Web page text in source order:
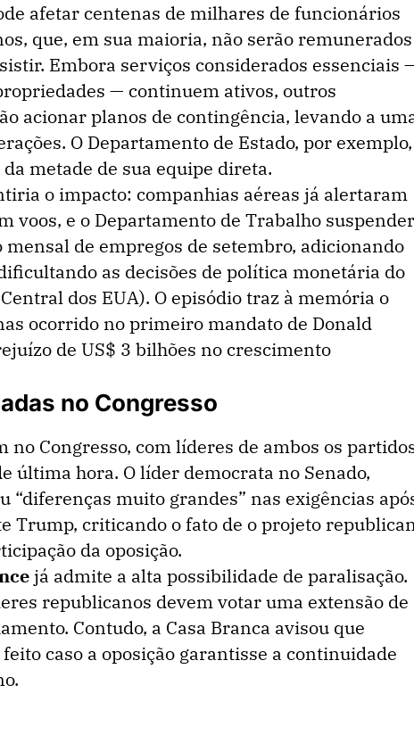
afetar centenas de milhares de funcionários
que, em sua maioria, não serão remunerados
Embora serviços considerados essenciais
— continuem ativos, outros
acionar planos de contingência, levando a
O Departamento de Estado, por exemplo,
metade de sua equipe direta.
o impacto: companhias aéreas já alertaram
voos, e o Departamento de Trabalho
de empregos de setembro, adicionando
as decisões de política monetária do
dos EUA). O episódio traz à memória o
ocorrido no primeiro mandato de Donald
de US$ 3 bilhões no crescimento
no Congresso
no Congresso, com líderes de ambos os
última hora. O líder democrata no Senado,
“diferenças muito grandes” nas exigências
Trump, criticando o fato de o projeto
da oposição.
já admite a alta possibilidade de paralisação.
republicanos devem votar uma extensão de
Contudo, a Casa Branca avisou que
caso a oposição garantisse a continuidade